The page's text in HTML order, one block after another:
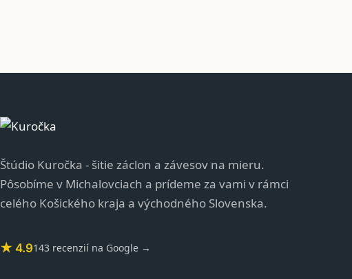
Štúdio Kuročka - šitie záclon a závesov na mieru.
Pôsobíme v Michalovciach a prídeme za vami v rámci
celého Košického kraja a východného Slovenska.
★ 4.9143 recenzií na Google →